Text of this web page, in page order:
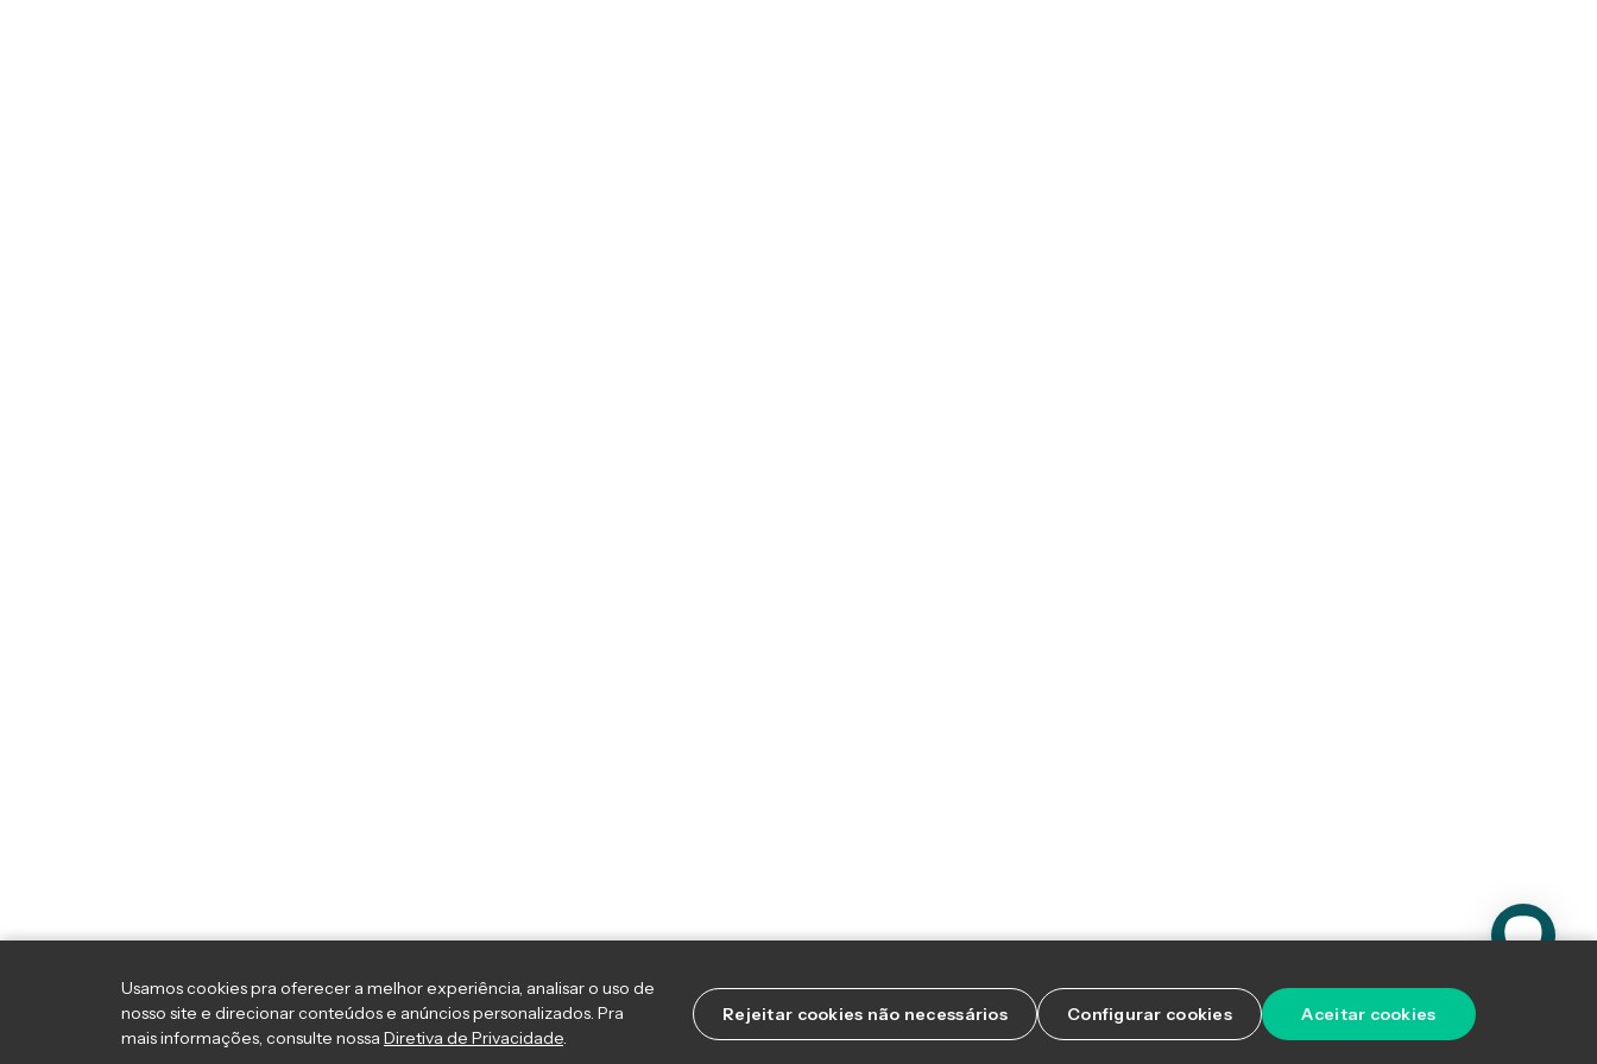
Usamos cookies pra oferecer a melhor experiência, analisar o uso de
nosso site e direcionar conteúdos e anúncios personalizados. Pra
mais informações, consulte nossa Diretiva de Privacidade.
Rejeitar cookies não necessários Configurar cookies Aceitar cookies